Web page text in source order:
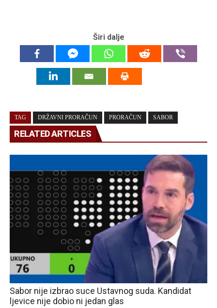
Širi dalje
TAG DRŽAVNI PRORAČUN PRORAČUN SABOR
RELATED ARTICLES
Sabor nije izbrao suce Ustavnog suda. Kandidat
ljevice nije dobio ni jedan glas